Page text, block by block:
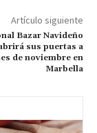
Artículo siguiente
Bazar Navideño
sus puertas a
de noviembre en
Marbella